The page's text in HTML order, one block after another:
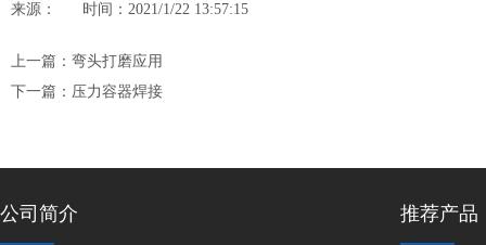
来源： 时间：2021/1/22 13:57:15
上一篇： 弯头打磨应用
下一篇： 压力容器焊接
公司简介 推荐产品